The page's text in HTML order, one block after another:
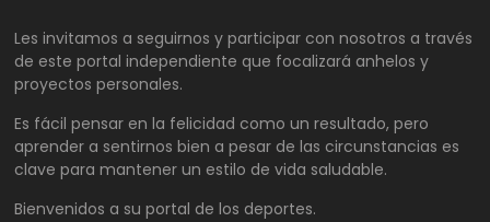
Les invitamos a seguirnos y participar con nosotros a través
de este portal independiente que focalizará anhelos y
proyectos personales.
Es fácil pensar en la felicidad como un resultado, pero
aprender a sentirnos bien a pesar de las circunstancias es
clave para mantener un estilo de vida saludable.
Bienvenidos a su portal de los deportes.